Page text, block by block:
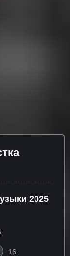
2025
16